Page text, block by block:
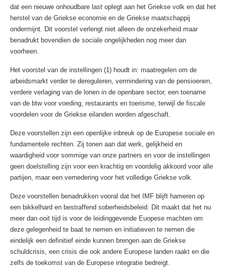
dat een nieuwe onhoudbare last oplegt aan het Griekse volk en dat het
herstel van de Griekse economie en de Griekse maatschappij
ondermijnt. Dit voorstel verlengt niet alleen de onzekerheid maar
benadrukt bovendien de sociale ongelijkheden nog meer dan
voorheen.
Het voorstel van de instellingen (1) houdt in: maatregelen om de
arbeidsmarkt verder te dereguleren, vermindering van de pensioenen,
verdere verlaging van de lonen in de openbare sector, een toename
van de btw voor voeding, restaurants en toerisme, terwijl de fiscale
voordelen voor de Griekse eilanden worden afgeschaft.
Deze voorstellen zijn een openlijke inbreuk op de Europese sociale en
fundamentele rechten. Zij tonen aan dat werk, gelijkheid en
waardigheid voor sommige van onze partners en voor de instellingen
geen doelstelling zijn voor een krachtig en voordelig akkoord voor alle
partijen, maar een vernedering voor het volledige Griekse volk.
Deze voorstellen benadrukken vooral dat het IMF blijft hameren op
een bikkelhard en bestraffend soberheidsbeleid. Dit maakt dat het nu
meer dan ooit tijd is voor de leidinggevende Euopese machten om
deze gelegenheid te baat te nemen en initiatieven te nemen die
eindelijk een definitief einde kunnen brengen aan de Griekse
schuldcrisis, een crisis die ook andere Europese landen raakt en die
zelfs de toekomst van de Europese integratie bedreigt.